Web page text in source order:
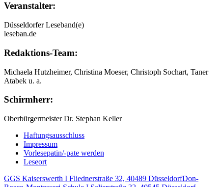
Veranstalter:
Düsseldorfer Leseband(e)
leseban.de
Redaktions-Team:
Michaela Hutzheimer, Christina Moeser, Christoph Sochart, Taner
Atabek u. a.
Schirmherr:
Oberbürgermeister Dr. Stephan Keller
Haftungsausschluss
Impressum
Vorlesepatin/-pate werden
Leseort
GGS Kaiserswerth I Fliednerstraße 32, 40489 DüsseldorfDon-